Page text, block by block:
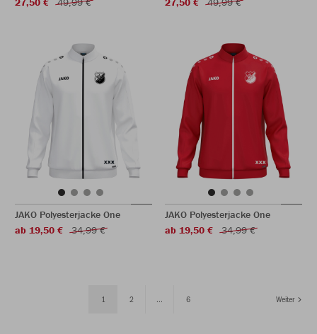
JAKO Polyesterjacke One
ab 19,50 €
34,99 €
JAKO Polyesterjacke One
ab 19,50 €
34,99 €
1 2 ... 6 Weiter